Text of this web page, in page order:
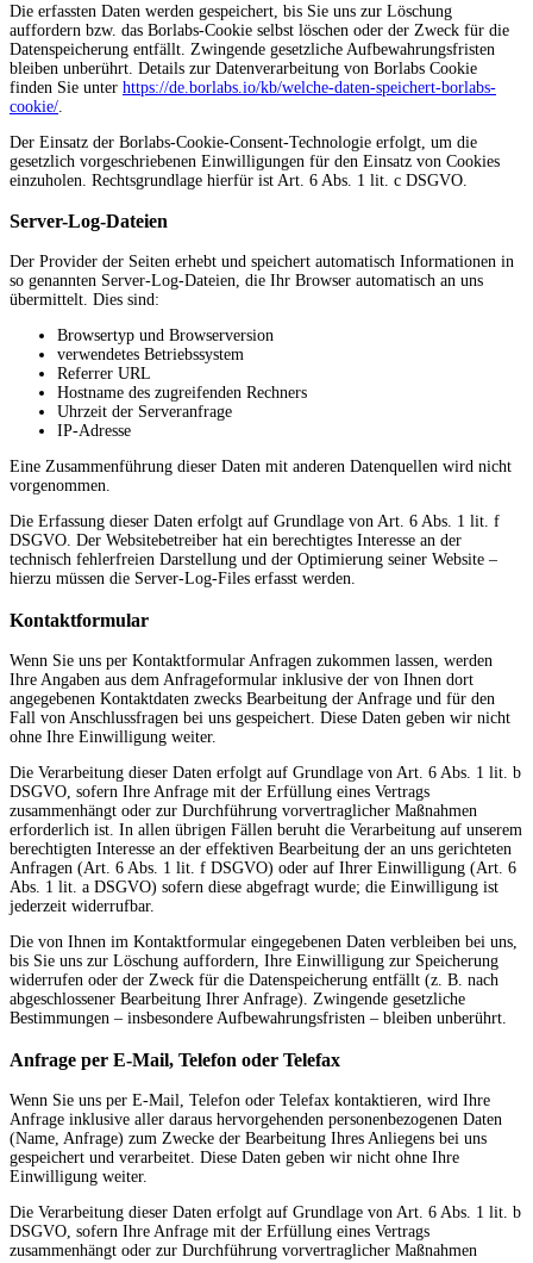
Die erfassten Daten werden gespeichert, bis Sie uns zur Löschung
auffordern bzw. das Borlabs-Cookie selbst löschen oder der Zweck für die
Datenspeicherung entfällt. Zwingende gesetzliche Aufbewahrungsfristen
bleiben unberührt. Details zur Datenverarbeitung von Borlabs Cookie
finden Sie unter https://de.borlabs.io/kb/welche-daten-speichert-borlabs-
cookie/
Der Einsatz der Borlabs-Cookie-Consent-Technologie erfolgt, um die
gesetzlich vorgeschriebenen Einwilligungen für den Einsatz von Cookies
einzuholen. Rechtsgrundlage hierfür ist Art. 6 Abs. 1 lit. c DSGVO.
Server-Log-Dateien
Der Provider der Seiten erhebt und speichert automatisch Informationen in
so genannten Server-Log-Dateien, die Ihr Browser automatisch an uns
übermittelt. Dies sind:
Browsertyp und Browserversion
verwendetes Betriebssystem
Referrer URL
Hostname des zugreifenden Rechners
Uhrzeit der Serveranfrage
IP-Adresse
Eine Zusammenführung dieser Daten mit anderen Datenquellen wird nicht
vorgenommen.
Die Erfassung dieser Daten erfolgt auf Grundlage von Art. 6 Abs. 1 lit. f
DSGVO. Der Websitebetreiber hat ein berechtigtes Interesse an der
technisch fehlerfreien Darstellung und der Optimierung seiner Website –
hierzu müssen die Server-Log-Files erfasst werden.
Kontaktformular
Wenn Sie uns per Kontaktformular Anfragen zukommen lassen, werden
Ihre Angaben aus dem Anfrageformular inklusive der von Ihnen dort
angegebenen Kontaktdaten zwecks Bearbeitung der Anfrage und für den
Fall von Anschlussfragen bei uns gespeichert. Diese Daten geben wir nicht
ohne Ihre Einwilligung weiter.
Die Verarbeitung dieser Daten erfolgt auf Grundlage von Art. 6 Abs. 1 lit. b
DSGVO, sofern Ihre Anfrage mit der Erfüllung eines Vertrags
zusammenhängt oder zur Durchführung vorvertraglicher Maßnahmen
erforderlich ist. In allen übrigen Fällen beruht die Verarbeitung auf unserem
berechtigten Interesse an der effektiven Bearbeitung der an uns gerichteten
Anfragen (Art. 6 Abs. 1 lit. f DSGVO) oder auf Ihrer Einwilligung (Art. 6
Abs. 1 lit. a DSGVO) sofern diese abgefragt wurde; die Einwilligung ist
jederzeit widerrufbar.
Die von Ihnen im Kontaktformular eingegebenen Daten verbleiben bei uns,
bis Sie uns zur Löschung auffordern, Ihre Einwilligung zur Speicherung
widerrufen oder der Zweck für die Datenspeicherung entfällt (z. B. nach
abgeschlossener Bearbeitung Ihrer Anfrage). Zwingende gesetzliche
Bestimmungen – insbesondere Aufbewahrungsfristen – bleiben unberührt.
Anfrage per E-Mail, Telefon oder Telefax
Wenn Sie uns per E-Mail, Telefon oder Telefax kontaktieren, wird Ihre
Anfrage inklusive aller daraus hervorgehenden personenbezogenen Daten
(Name, Anfrage) zum Zwecke der Bearbeitung Ihres Anliegens bei uns
gespeichert und verarbeitet. Diese Daten geben wir nicht ohne Ihre
Einwilligung weiter.
Die Verarbeitung dieser Daten erfolgt auf Grundlage von Art. 6 Abs. 1 lit. b
DSGVO, sofern Ihre Anfrage mit der Erfüllung eines Vertrags
zusammenhängt oder zur Durchführung vorvertraglicher Maßnahmen